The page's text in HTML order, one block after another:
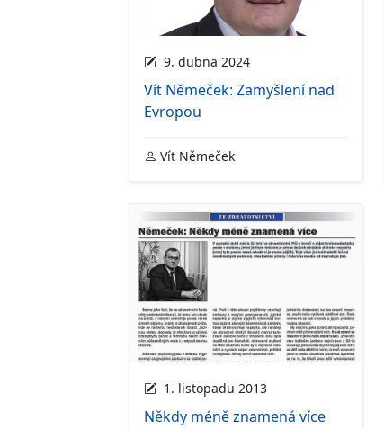
9. dubna 2024
Vít Němeček: Zamyšlení nad
Evropou
Vít Němeček
1. listopadu 2013
Někdy méně znamená více